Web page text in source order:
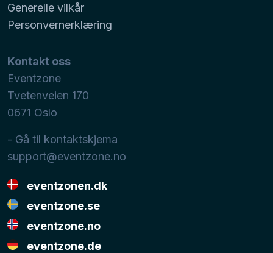
Generelle vilkår
Personvernerklæring
Kontakt oss
Eventzone
Tvetenveien 170
0671 Oslo
- Gå til kontaktskjema
support@eventzone.no
eventzonen.dk
eventzone.se
eventzone.no
eventzone.de